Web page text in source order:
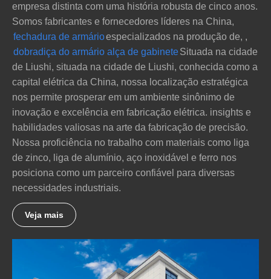
empresa distinta com uma história robusta de cinco anos.
Somos fabricantes e fornecedores líderes na China,
especializados na produção de
fechadura de armário
,
dobradiça do armário
,
alça de gabineteSituada na cidade
de Liushi, situada na cidade de Liushi, conhecida como a
capital elétrica da China, nossa localização estratégica
nos permite prosperar em um ambiente sinônimo de
inovação e excelência em fabricação elétrica. insights e
habilidades valiosas na arte da fabricação de precisão.
Nossa proficiência no trabalho com materiais como liga
de zinco, liga de alumínio, aço inoxidável e ferro nos
posiciona como um parceiro confiável para diversas
necessidades industriais.
Veja mais